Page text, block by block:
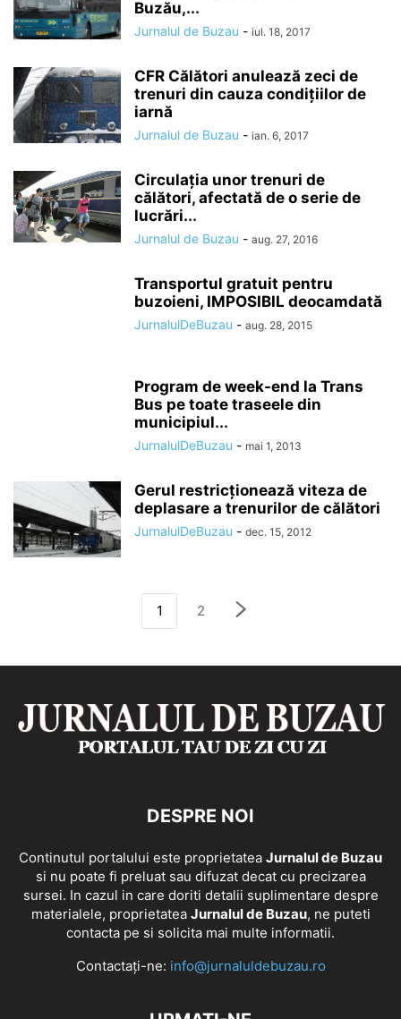
Buzău,...
Jurnalul de Buzau - iul. 18, 2017
CFR Călători anulează zeci de
trenuri din cauza condiţiilor de
iarnă
Jurnalul de Buzau - ian. 6, 2017
Circulaţia unor trenuri de
călători, afectată de o serie de
lucrări...
Jurnalul de Buzau - aug. 27, 2016
Transportul gratuit pentru
buzoieni, IMPOSIBIL deocamdată
JurnalulDeBuzau - aug. 28, 2015
Program de week-end la Trans
Bus pe toate traseele din
municipiul...
JurnalulDeBuzau - mai 1, 2013
Gerul restricţionează viteza de
deplasare a trenurilor de călători
JurnalulDeBuzau - dec. 15, 2012
1 2
DESPRE NOI
Continutul portalului este proprietatea Jurnalul de Buzau
si nu poate fi preluat sau difuzat decat cu precizarea
sursei. In cazul in care doriti detalii suplimentare despre
materialele, proprietatea Jurnalul de Buzau, ne puteti
contacta pe si solicita mai multe informatii.
Contactați-ne: info@jurnaluldebuzau.ro